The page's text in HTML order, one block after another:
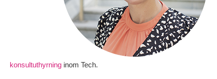
konsultuthyrning inom Tech.